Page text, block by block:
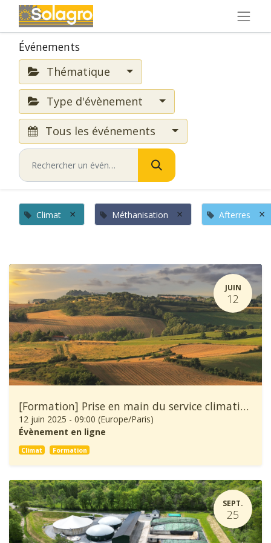
Événements
Thématique
Type d'évènement
Tous les événements
Climat × Méthanisation × Afterres ×
JUIN
12
[Formation] Prise en main du service climatique Climadiag Agriculture
12 juin 2025 - 09:00 (Europe/Paris)
Évènement en ligne
Climat Formation
SEPT.
25